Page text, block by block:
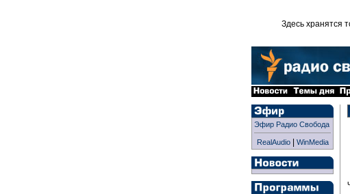
Здесь хранятся
Эфир Радио Свобода
RealAudio| WinMedia